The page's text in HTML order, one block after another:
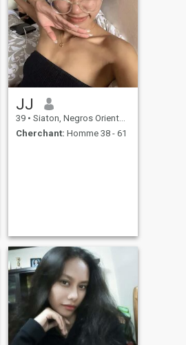
JJ
39 • Siaton, Negros Oriental, Philippines
Cherchant: Homme 38 - 61